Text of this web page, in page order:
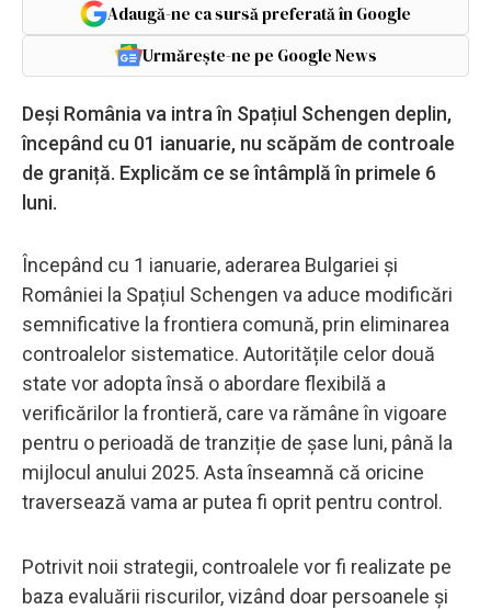
Adaugă-ne ca sursă preferată în Google
Urmărește-ne pe Google News
Deși România va intra în Spațiul Schengen deplin,
începând cu 01 ianuarie, nu scăpăm de controale
de graniță. Explicăm ce se întâmplă în primele 6
luni.
Începând cu 1 ianuarie, aderarea Bulgariei și
României la Spațiul Schengen va aduce modificări
semnificative la frontiera comună, prin eliminarea
controalelor sistematice. Autoritățile celor două
state vor adopta însă o abordare flexibilă a
verificărilor la frontieră, care va rămâne în vigoare
pentru o perioadă de tranziție de șase luni, până la
mijlocul anului 2025. Asta înseamnă că oricine
traversează vama ar putea fi oprit pentru control.
Potrivit noii strategii, controalele vor fi realizate pe
baza evaluării riscurilor, vizând doar persoanele și